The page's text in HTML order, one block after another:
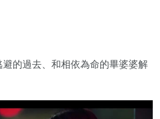
的過去、和相依為命的畢婆婆解